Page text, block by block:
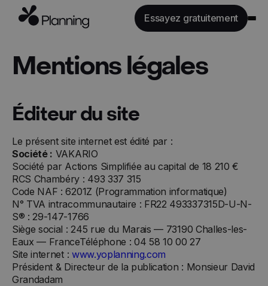
Essayez gratuitement
Fonctionnalités
Secteurs
Tarifs
API
Ressources
Se connecter
© 2024 Yoplanning
Mentions légales
Éditeur du site
Le présent site internet est édité par :
Société : VAKARIO
Société par Actions Simplifiée au capital de 18 210 €
RCS Chambéry : 493 337 315
Code NAF : 6201Z (Programmation informatique)
N° TVA intracommunautaire : FR22 493337315D-U-N-
S® : 29-147-1766
Siège social : 245 rue du Marais — 73190 Challes-les-
Eaux — FranceTéléphone : 04 58 10 00 27
Site internet : www.yoplanning.com
Président & Directeur de la publication : Monsieur David
Grandadam